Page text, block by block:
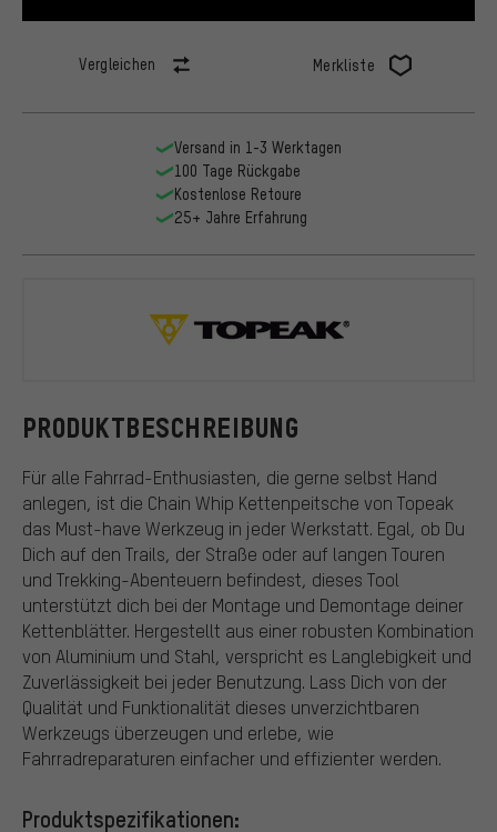
Vergleichen Merkliste
PRODUKTBESCHREIBUNG
Für alle Fahrrad-Enthusiasten, die gerne selbst Hand
anlegen, ist die Chain Whip Kettenpeitsche von Topeak
das Must-have Werkzeug in jeder Werkstatt. Egal, ob Du
Dich auf den Trails, der Straße oder auf langen Touren
und Trekking-Abenteuern befindest, dieses Tool
unterstützt dich bei der Montage und Demontage deiner
Kettenblätter. Hergestellt aus einer robusten Kombination
von Aluminium und Stahl, verspricht es Langlebigkeit und
Zuverlässigkeit bei jeder Benutzung. Lass Dich von der
Qualität und Funktionalität dieses unverzichtbaren
Werkzeugs überzeugen und erlebe, wie
Fahrradreparaturen einfacher und effizienter werden.
Produktspezifikationen:
Versand in 1-3 Werktagen
100 Tage Rückgabe
Kostenlose Retoure
25+ Jahre Erfahrung